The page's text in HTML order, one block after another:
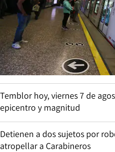
Temblor hoy, viernes 7 de
epicentro y magnitud
Detienen a dos sujetos por
atropellar a Carabineros